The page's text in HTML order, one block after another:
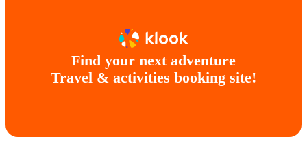
Find your next adventure
Travel & activities booking site!